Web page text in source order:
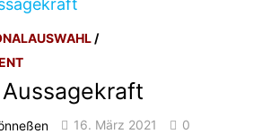
/
16. März 2021 0